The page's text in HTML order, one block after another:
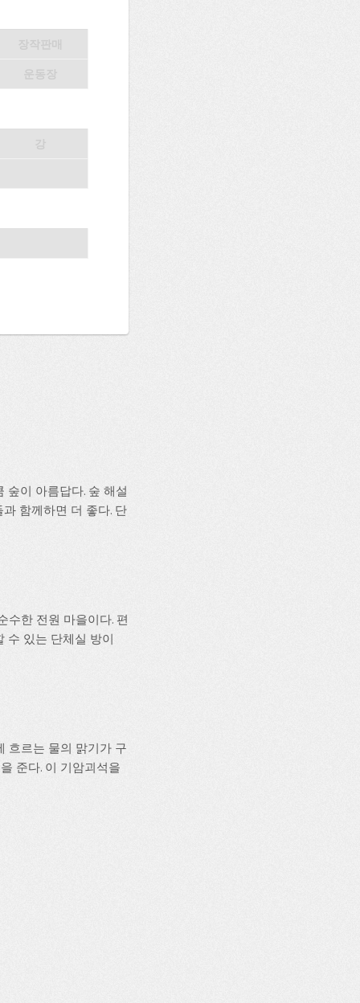
숲이 아름답다. 숲 해설
함께하면 더 좋다. 단
수한 전원 마을이다. 편
수 있는 단체실 방이
흐르는 물의 맑기가 구
준다. 이 기암괴석을